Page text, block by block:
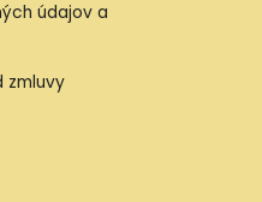
údajov a
zmluvy